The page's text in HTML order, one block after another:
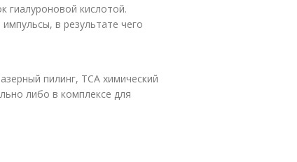
гиалуроновой кислотой.
в результате чего
пилинг, ТСА химический
либо в комплексе для